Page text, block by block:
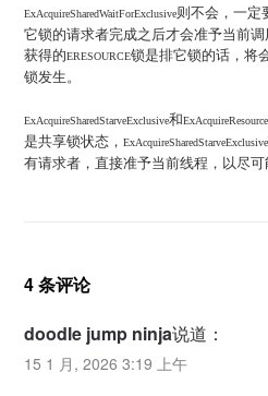
ExAcquireSharedWaitForExclusive则不会，一定
它锁的请求者完成之后才会准予当前
获得的ERESOURCE锁是排它锁的话，将
锁发生。
ExAcquireSharedStarveExclusive和
是共享锁状态，ExAcquireSharedStarveExclusive
有请求者，直接准予当前线程，以尽可
4 条评论
doodle jump ninja说道：
15 1 月, 2026 3:19 上午